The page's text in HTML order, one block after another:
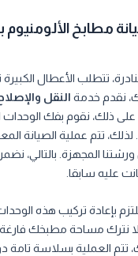
مطابخ الألومنيوم
تتطلب الأعطال
نقدم خدمة النقل
ذلك، نقوم بفك الوحدات
لذلك، تتم عملية الصيانة
المجهزة. بالتالي،
عليه سابقا.
بإعادة تركيب هذه
نترك مساحة مطبخك فارغة
تتم العملية بسلاسة تامة